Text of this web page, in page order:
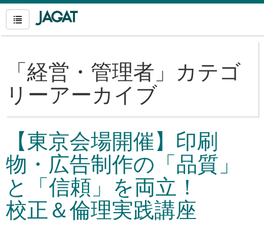
「経営・管理者 」カテゴ
リーアーカイブ
【東京会場開催】印刷
物・広告制作の「品質」
と「信頼」を両立！
校正＆倫理実践講座